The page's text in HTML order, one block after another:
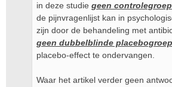
in deze studie geen controlegroep
de pijnvragenlijst kan in
zijn door de behandeling met
geen dubbelblinde placebogroep
placebo-effect te ondervangen.
Waar het artikel verder geen